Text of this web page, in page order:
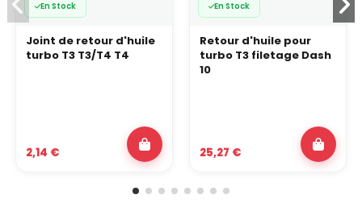
En Stock
Joint de retour d'huile
turbo T3 T3/T4 T4
2,14 €
En Stock
Retour d'huile pour
turbo T3 filetage Dash
10
25,27 €